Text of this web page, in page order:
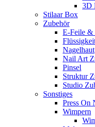
3D
Stilaar Box
Zubehör
E-Feile &
Nagelhaut
Nail Art
Pinsel
Struktur
Studio
Sonstiges
Press On
Wimpern